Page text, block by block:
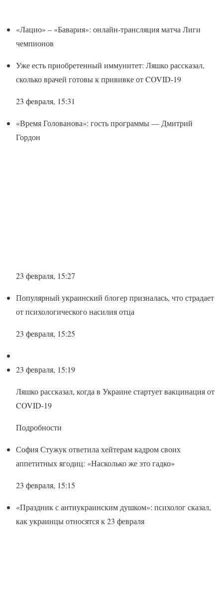
«Лацио» – «Бавария»: онлайн-трансляция матча Лиги
чемпионов
Уже есть приобретенный иммунитет: Ляшко рассказал,
сколько врачей готовы к прививке от COVID-19
23 февраля, 15:31
«Время Голованова»: гость программы — Дмитрий
Гордон
23 февраля, 15:27
Популярный украинский блогер призналась, что страдает
от психологического насилия отца
23 февраля, 15:25
23 февраля, 15:19
Ляшко рассказал, когда в Украине стартует вакцинация от
COVID-19
Подробности
София Стужук ответила хейтерам кадром своих
аппетитных ягодиц: «Насколько же это гадко»
23 февраля, 15:15
«Праздник с антиукраинским душком»: психолог сказал,
как украинцы относятся к 23 февраля